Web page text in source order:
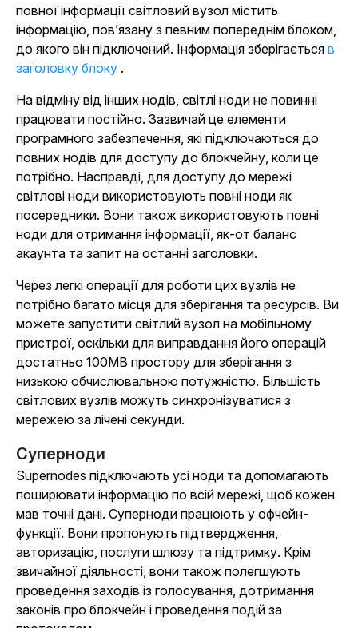
повної інформації світловий вузол містить
інформацію, пов’язану з певним попереднім блоком,
до якого він підключений. Інформація зберігається в
заголовку блоку .
На відміну від інших нодів, світлі ноди не повинні
працювати постійно. Зазвичай це елементи
програмного забезпечення, які підключаються до
повних нодів для доступу до блокчейну, коли це
потрібно. Насправді, для доступу до мережі
світлові ноди використовують повні ноди як
посередники. Вони також використовують повні
ноди для отримання інформації, як-от баланс
акаунта та запит на останні заголовки.
Через легкі операції для роботи цих вузлів не
потрібно багато місця для зберігання та ресурсів. Ви
можете запустити світлий вузол на мобільному
пристрої, оскільки для виправдання його операцій
достатньо 100MB простору для зберігання з
низькою обчислювальною потужністю. Більшість
світлових вузлів можуть синхронізуватися з
мережею за лічені секунди.
Суперноди
Supernodes підключають усі ноди та допомагають
поширювати інформацію по всій мережі, щоб кожен
мав точні дані. Суперноди працюють у офчейн-
функції. Вони пропонують підтвердження,
авторизацію, послуги шлюзу та підтримку. Крім
звичайної діяльності, вони також полегшують
проведення заходів із голосування, дотримання
законів про блокчейн і проведення подій за